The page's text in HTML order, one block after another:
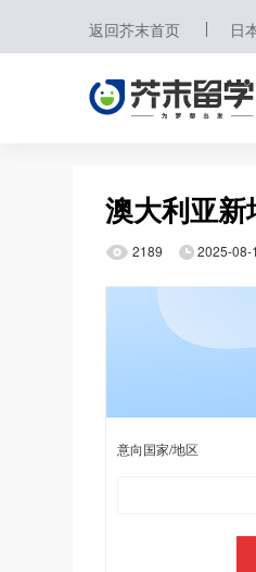
返回芥末首页 日
澳大利亚
2189 2025-08-